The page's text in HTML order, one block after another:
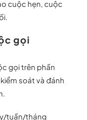
cuộc hẹn, cuộc
gọi
gọi trên phần
soát và đánh
tuần/tháng